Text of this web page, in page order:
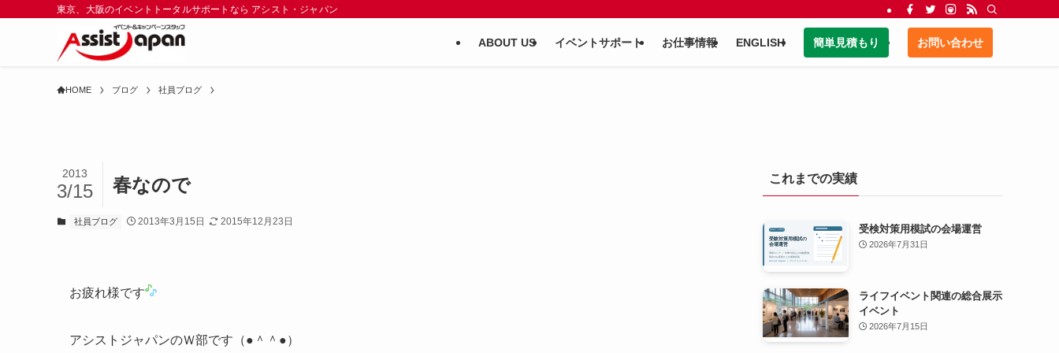
東京、大阪のイベントトータルサポートなら アシスト・ジャパン
ABOUT US イベントサポート お仕事情報 ENGLISH 簡単見積もり お問い合わせ
HOME ブログ 社員ブログ
春なので
2013
3/15
社員ブログ 2013年3月15日 2015年12月23日
お疲れ様です
アシストジャパンのＷ部です（●＾＾●）
これまでの実績
受検対策用模試の会場運営
2026年7月31日
ライフイベント関連の総合展示
イベント
2026年7月15日